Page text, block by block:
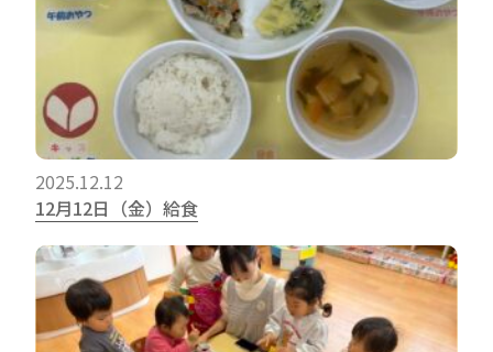
2025.12.12
12月12日（金）給食